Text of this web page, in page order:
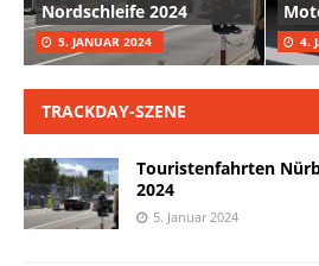
Nordschleife 2024
5. JANUAR 2024 4.
TRACKDAY-SZENE
Touristenfahrten
2024
5. Januar 2024